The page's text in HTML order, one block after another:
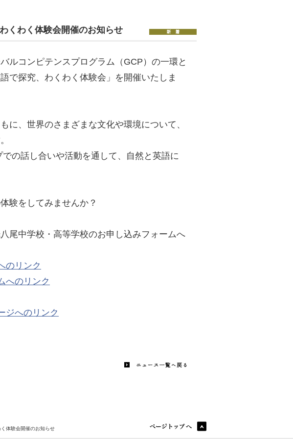
くわく体験会開催のお知らせ
ルコンピテンスプログラム（GCP）の一環と
で探究、わくわく体験会」を開催いたしま
に、世界のさまざまな文化や環境について、
の話し合いや活動を通して、自然と英語に
験をしてみませんか？
尾中学校・高等学校のお申し込みフォームへ
のリンク
へのリンク
ジへのリンク
体験会開催のお知らせ